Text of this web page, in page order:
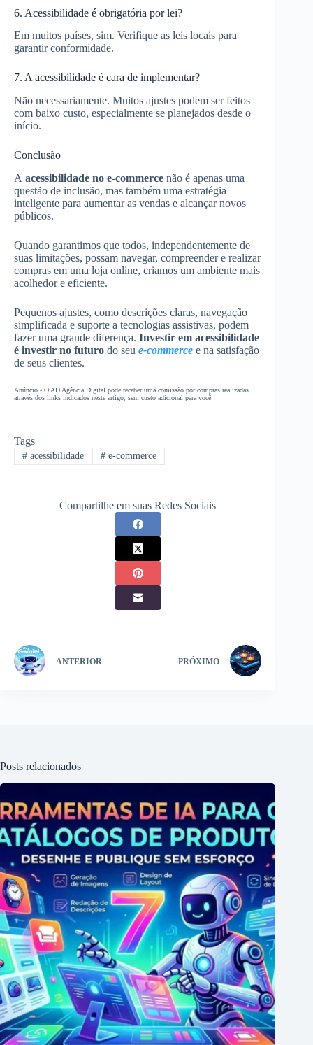
6. Acessibilidade é obrigatória por lei?
Em muitos países, sim. Verifique as leis locais para
garantir conformidade.
7. A acessibilidade é cara de implementar?
Não necessariamente. Muitos ajustes podem ser feitos
com baixo custo, especialmente se planejados desde o
início.
Conclusão
A acessibilidade no e-commerce não é apenas uma
questão de inclusão, mas também uma estratégia
inteligente para aumentar as vendas e alcançar novos
públicos.
Quando garantimos que todos, independentemente de
suas limitações, possam navegar, compreender e realizar
compras em uma loja online, criamos um ambiente mais
acolhedor e eficiente.
Pequenos ajustes, como descrições claras, navegação
simplificada e suporte a tecnologias assistivas, podem
fazer uma grande diferença. Investir em acessibilidade
é investir no futuro do seu e-commerce e na satisfação
de seus clientes.
Anúncio - O AD Agência Digital pode receber uma comissão por compras realizadas
através dos links indicados neste artigo, sem custo adicional para você
Tags
#acessibilidade #e-commerce
Compartilhe em suas Redes Sociais
ANTERIOR PRÓXIMO
Posts relacionados